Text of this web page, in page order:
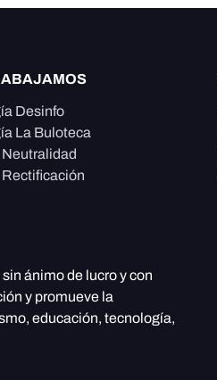
Desinfo
La Buloteca
sin ánimo de lucro y con
y promueve la
educación, tecnología,